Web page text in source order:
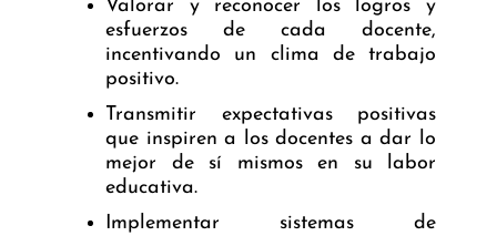
Valorar y reconocer los logros y
esfuerzos de cada docente,
incentivando un clima de trabajo
positivo.
Transmitir expectativas positivas
que inspiren a los docentes a dar lo
mejor de sí mismos en su labor
educativa.
Implementar sistemas de